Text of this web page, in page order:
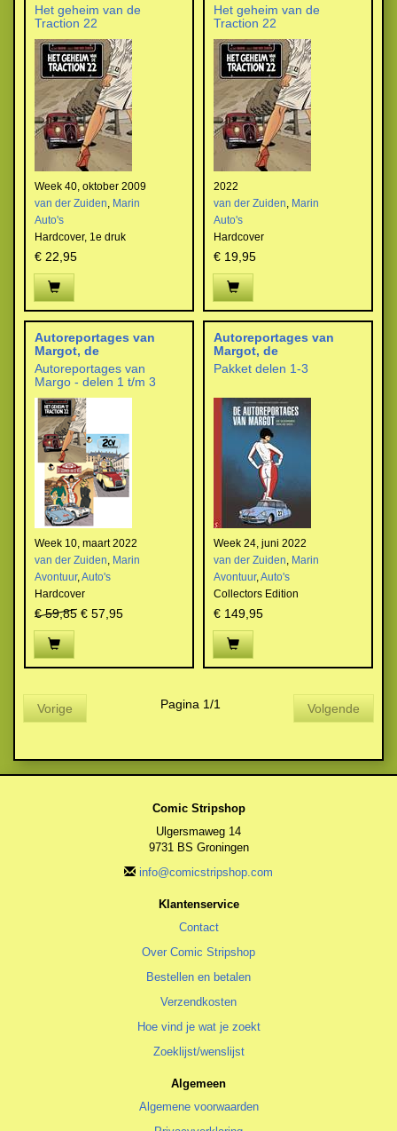
Het geheim van de
Traction 22
Week 40, oktober 2009
van der Zuiden, Marin
Auto's
Hardcover, 1e druk
€ 22,95
Het geheim van de
Traction 22
2022
van der Zuiden, Marin
Auto's
Hardcover
€ 19,95
Autoreportages van
Margot, de
Autoreportages van
Margo - delen 1 t/m 3
Week 10, maart 2022
van der Zuiden, Marin
Avontuur,Auto's
Hardcover
€ 59,85 € 57,95
Autoreportages van
Margot, de
Pakket delen 1-3
Week 24, juni 2022
van der Zuiden, Marin
Avontuur,Auto's
Collectors Edition
€ 149,95
Vorige Pagina 1/1 Volgende
Comic Stripshop
Ulgersmaweg 14
9731 BS Groningen
info@comicstripshop.com
Klantenservice
Contact
Over Comic Stripshop
Bestellen en betalen
Verzendkosten
Hoe vind je wat je zoekt
Zoeklijst/wenslijst
Algemeen
Algemene voorwaarden